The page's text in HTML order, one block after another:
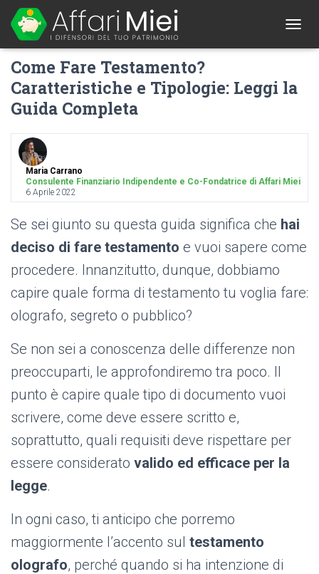
O
L
A
O
Come Fare Testamento?
Caratteristiche e Tipologie: Leggi la
Guida Completa
Maria Carrano
Consulente Finanziario Indipendente e Co-Fondatrice di Affari Miei
6 Aprile 2022
Se sei giunto su questa guida significa che hai
deciso di fare testamento e vuoi sapere come
procedere. Innanzitutto, dunque, dobbiamo
capire quale forma di testamento tu voglia fare:
olografo, segreto o pubblico?
Se non sei a conoscenza delle differenze non
preoccuparti, le approfondiremo tra poco. Il
punto è capire quale tipo di documento vuoi
scrivere, come deve essere scritto e,
soprattutto, quali requisiti deve rispettare per
essere considerato valido ed efficace per la
legge.
In ogni caso, ti anticipo che porremo
maggiormente l’accento sul testamento
olografo, perché quando si ha intenzione di